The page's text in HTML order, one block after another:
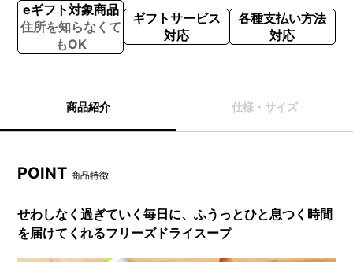
eギフト対象商品
住所を知らなくて
もOK
ギフトサービス
対応
各種支払い方法
対応
商品紹介 仕様・サイズ
POINT商品特徴
せわしなく過ぎていく毎日に、ふうっとひと息つく時間
を届けてくれるフリーズドライスープ